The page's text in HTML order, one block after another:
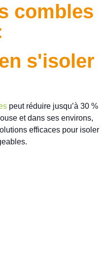
combles
s'isoler
peut réduire jusqu’à 30 %
et dans ses environs,
efficaces pour isoler